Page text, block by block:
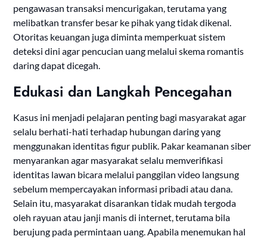
pengawasan transaksi mencurigakan, terutama yang
melibatkan transfer besar ke pihak yang tidak dikenal.
Otoritas keuangan juga diminta memperkuat sistem
deteksi dini agar pencucian uang melalui skema romantis
daring dapat dicegah.
Edukasi dan Langkah Pencegahan
Kasus ini menjadi pelajaran penting bagi masyarakat agar
selalu berhati-hati terhadap hubungan daring yang
menggunakan identitas figur publik. Pakar keamanan siber
menyarankan agar masyarakat selalu memverifikasi
identitas lawan bicara melalui panggilan video langsung
sebelum mempercayakan informasi pribadi atau dana.
Selain itu, masyarakat disarankan tidak mudah tergoda
oleh rayuan atau janji manis di internet, terutama bila
berujung pada permintaan uang. Apabila menemukan hal